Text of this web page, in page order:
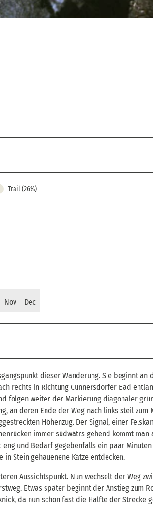
Trail (26%)
Nov Dec
dieser Wanderung. Sie beginnt an
rechts in Richtung Cunnersdorfer Bad
folgen weiter der Markierung diagonaler
an deren Ende der Weg nach links steil zum
Höhenzug. Der Signal, einer
immer südwätrs gehend kommt
und Bedarf gegebenfalls ein paar
Stein gehauenene Katze entdecken.
Aussichtspunkt. Nun wechselt der Weg
Etwas später beginnt der Anstieg zum
da nun schon fast die Hälfte der Strecke